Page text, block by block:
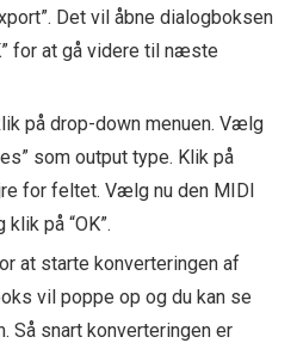
Det vil åbne dialogboksen
for at gå videre til næste
på drop-down menuen. Vælg
som output type. Klik på
for feltet. Vælg nu den MIDI
på “OK”.
at starte konverteringen af
vil poppe op og du kan se
Så snart konverteringen er